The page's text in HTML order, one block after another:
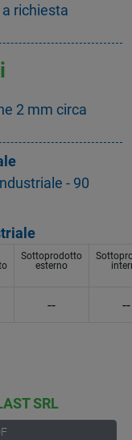
richiesta
2 mm circa
- 90
Sottoprodotto
esterno
-- --
SRL